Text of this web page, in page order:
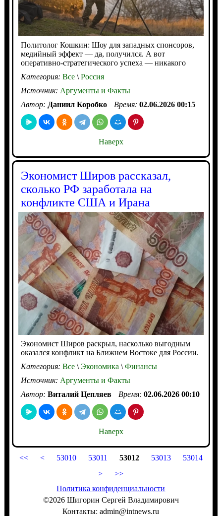
Политолог Кошкин: Шоу для западных спонсоров,
медийный эффект — да, получился. А вот
оперативно-стратегического успеха — никакого
Категория: Все\Россия
Источник: Аргументы и Факты
Автор: Даниил Коробко Время: 02.06.2026 00:15
Наверх
Экономист Широв рассказал,
сколько РФ заработала на
конфликте США и Ирана
Экономист Широв раскрыл, насколько выгодным
оказался конфликт на Ближнем Востоке для России.
Категория: Все\Экономика \Финансы
Источник: Аргументы и Факты
Автор: Виталий Цепляев Время: 02.06.2026 00:10
Наверх
<< < 53010 53011 53012 53013
53014
>
>>
Политика конфиденциальности
©2026 Шигорин Сергей Владимирович
Контакты: admin@intnews.ru